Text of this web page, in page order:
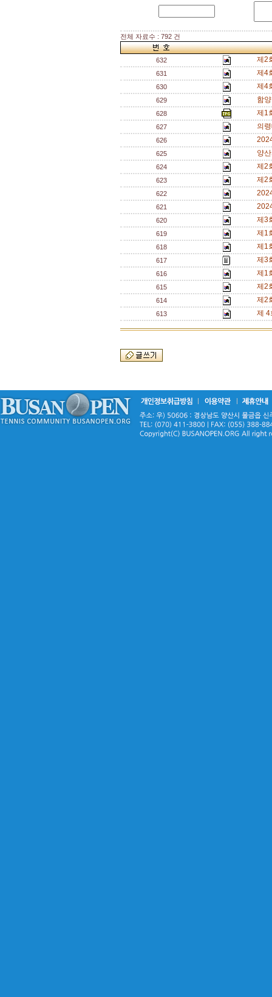
전체 자료수 : 792 건
632 제2
631 제4
630 제4
629 함
628 제1
627 의
626
625 양
624 제2
623 제2
622
621
620 제3
619 제1
618 제1
617 제3
616 제1
615 제2
614 제2
613 제 4